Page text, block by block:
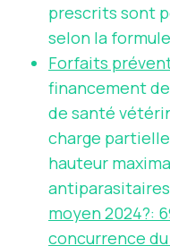
prescrits sont
selon la
Forfaits
financement
de santé
charge
hauteur
moyen 2024?:
concurrence